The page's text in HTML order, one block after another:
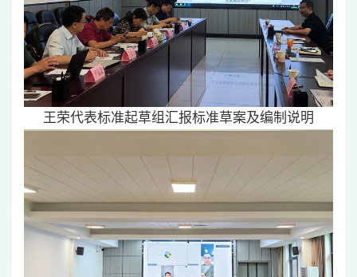
王荣代表标准起草组汇报标准草案及编制说明